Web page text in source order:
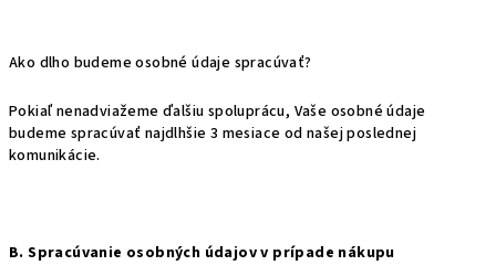
Ako dlho budeme osobné údaje spracúvať?
Pokiaľ nenadviažeme ďalšiu spoluprácu, Vaše osobné údaje
budeme spracúvať najdlhšie 3 mesiace od našej poslednej
komunikácie.
B. Spracúvanie osobných údajov v prípade nákupu